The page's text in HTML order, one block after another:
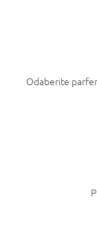
Odaberite